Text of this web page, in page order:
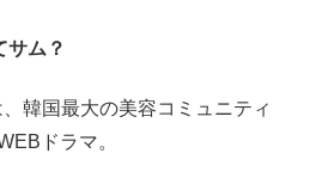
サム？
韓国最大の美容コミュニティ
ドラマ。